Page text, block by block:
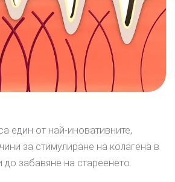
един от най-иновативните,
за стимулиране на колагена в
до забавяне на стареенето.